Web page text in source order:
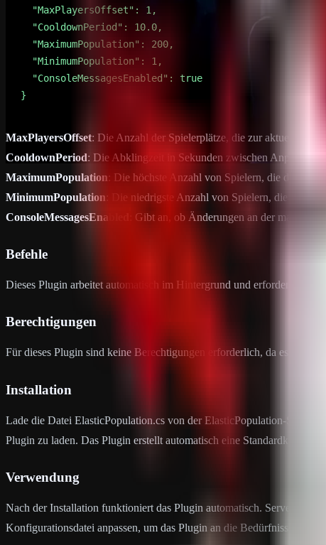
}
MaxPlayersOffset: Die Anzahl der Spielerplätze, die zur aktuellen
CooldownPeriod: Die Abklingzeit in Sekunden zwischen
MaximumPopulation: Die höchste Anzahl von Spielern, die der
MinimumPopulation: Die niedrigste Anzahl von Spielern, die der
ConsoleMessagesEnabled
: Gibt an, ob Änderungen an der
Befehle
Dieses Plugin arbeitet automatisch im Hintergrund und erfordert keine
Berechtigungen
Für dieses Plugin sind keine Berechtigungen erforderlich, da es für
Installation
Lade die Datei ElasticPopulation.cs von der ElasticPopulation-Seite
Plugin zu laden. Das Plugin erstellt automatisch eine
Verwendung
Nach der Installation funktioniert das Plugin automatisch.
Konfigurationsdatei anpassen, um das Plugin an die Bedürfnisse ihres